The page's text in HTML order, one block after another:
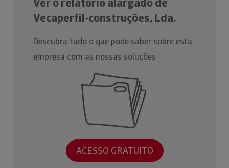
Vecaperfil-construções, Lda.
Descubra tudo o que pode saber sobre esta
empresa com as nossas soluções
ACESSO GRATUITO